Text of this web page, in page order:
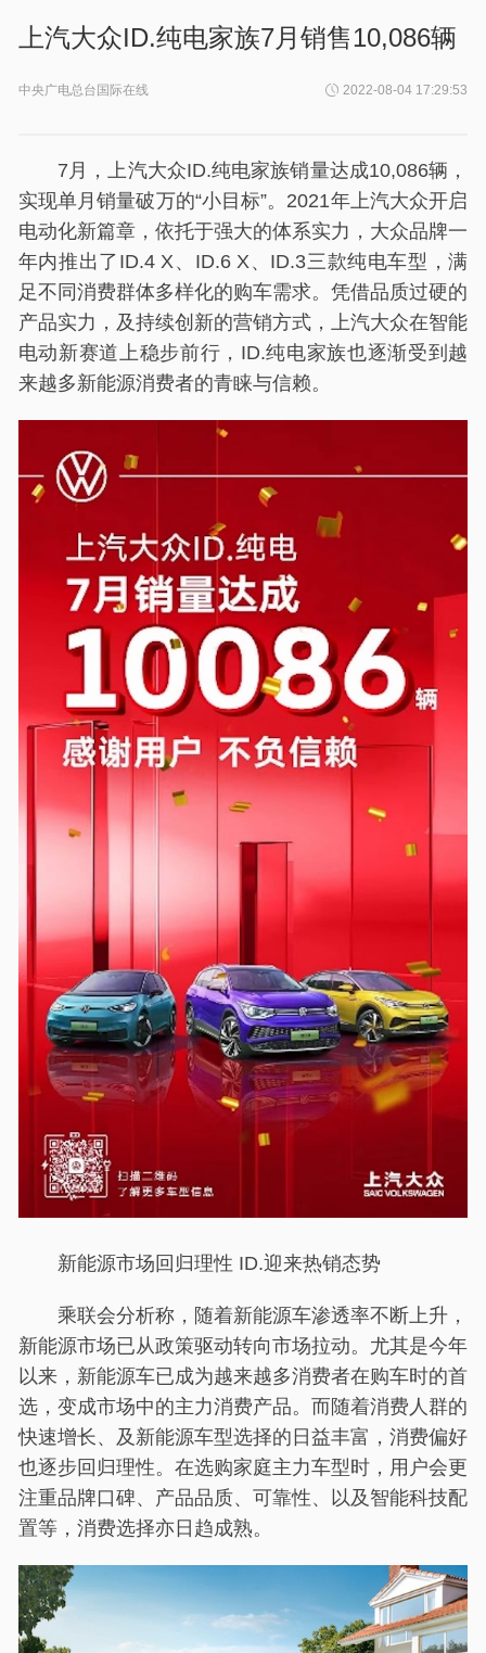
上汽大众ID.纯电家族7月销售10,086辆
中央广电总台国际在线 2022-08-04 17:29:53
7月，上汽大众ID.纯电家族销量达成10,086辆，
实现单月销量破万的“小目标”。2021年上汽大众开启
电动化新篇章，依托于强大的体系实力，大众品牌一
年内推出了ID.4 X、ID.6 X、ID.3三款纯电车型，满
足不同消费群体多样化的购车需求。凭借品质过硬的
产品实力，及持续创新的营销方式，上汽大众在智能
电动新赛道上稳步前行，ID.纯电家族也逐渐受到越
来越多新能源消费者的青睐与信赖。
新能源市场回归理性 ID.迎来热销态势
乘联会分析称，随着新能源车渗透率不断上升，
新能源市场已从政策驱动转向市场拉动。尤其是今年
以来，新能源车已成为越来越多消费者在购车时的首
选，变成市场中的主力消费产品。而随着消费人群的
快速增长、及新能源车型选择的日益丰富，消费偏好
也逐步回归理性。在选购家庭主力车型时，用户会更
注重品牌口碑、产品品质、可靠性、以及智能科技配
置等，消费选择亦日趋成熟。